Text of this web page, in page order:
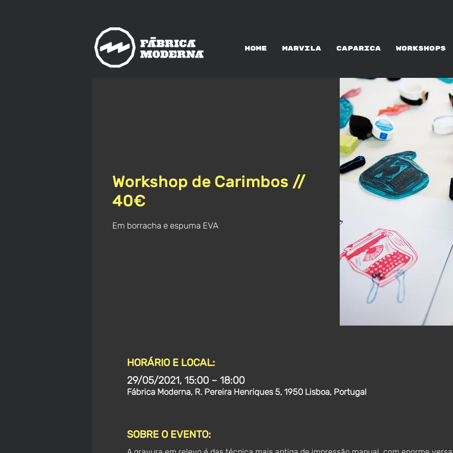
HOME MARVILA CAPARICA WORKSHOPS
Workshop de Carimbos //
40€
Em borracha e espuma EVA
HORÁRIO E LOCAL:
29/05/2021, 15:00 – 18:00
Fábrica Moderna, R. Pereira Henriques 5, 1950 Lisboa, Portugal
SOBRE O EVENTO: